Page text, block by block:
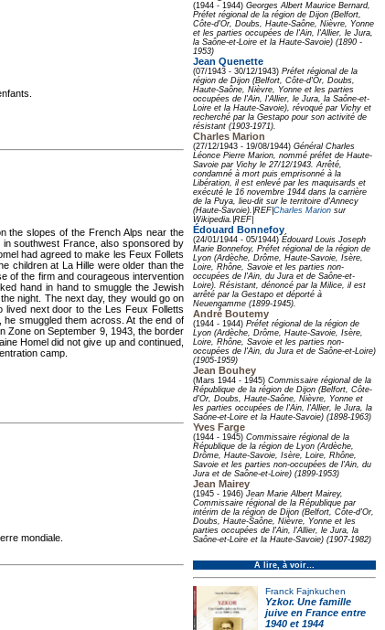
(1944 - 1944) Georges Albert Maurice Bernard,
Préfet régional de la région de Dijon (Belfort,
Côte-d'Or, Doubs, Haute-Saône, Nièvre, Yonne
et les parties occupées de l'Ain, l'Allier, le Jura,
la Saône-et-Loire et la Haute-Savoie) (1890 -
1953)
Jean Quenette
(07/1943 - 30/12/1943) Préfet régional de la
région de Dijon (Belfort, Côte-d'Or, Doubs,
Haute-Saône, Nièvre, Yonne et les parties
occupées de l'Ain, l'Allier, le Jura, la Saône-et-
Loire et la Haute-Savoie), révoqué par Vichy et
recherché par la Gestapo pour son activité de
résistant (1903-1971).
Charles Marion
(27/12/1943 - 19/08/1944) Général Charles
Léonce Pierre Marion, nommé préfet de Haute-
Savoie par Vichy le 27/12/1943. Arrêté,
condamné à mort puis emprisonné à la
Libération, il est enlevé par les maquisards et
exécuté le 16 novembre 1944 dans la carrière
de la Puya, lieu-dit sur le territoire d'Annecy
(Haute-Savoie).|REF| Charles Marion sur
Wikipedia.|REF|
Édouard Bonnefoy
(24/01/1944 - 05/1944) Édouard Louis Joseph
Marie Bonnefoy, Préfet régional de la région de
Lyon (Ardèche, Drôme, Haute-Savoie, Isère,
Loire, Rhône, Savoie et les parties non-
occupées de l'Ain, du Jura et de Saône-et-
Loire). Résistant, dénoncé par la Milice, il est
arrêté par la Gestapo et déporté à
Neuengamme (1899-1945).
André Boutemy
(1944 - 1944) Préfet régional de la région de
Lyon (Ardèche, Drôme, Haute-Savoie, Isère,
Loire, Rhône, Savoie et les parties non-
occupées de l'Ain, du Jura et de Saône-et-Loire)
(1905-1959)
Jean Bouhey
(Mars 1944 - 1945) Commissaire régional de la
République de la région de Dijon (Belfort, Côte-
d'Or, Doubs, Haute-Saône, Nièvre, Yonne et
les parties occupées de l'Ain, l'Allier, le Jura, la
Saône-et-Loire et la Haute-Savoie) (1898-1963)
Yves Farge
(1944 - 1945) Commissaire régional de la
République de la région de Lyon (Ardèche,
Drôme, Haute-Savoie, Isère, Loire, Rhône,
Savoie et les parties non-occupées de l'Ain, du
Jura et de Saône-et-Loire) (1899-1953)
Jean Mairey
(1945 - 1946) Jean Marie Albert Mairey,
Commissaire régional de la République par
intérim de la région de Dijon (Belfort, Côte-d'Or,
Doubs, Haute-Saône, Nièvre, Yonne et les
parties occupées de l'Ain, l'Allier, le Jura, la
Saône-et-Loire et la Haute-Savoie) (1907-1982)
À lire, à voir…
Franck Fajnkuchen
Yzkor. Une famille
juive en France entre
1940 et 1944
the slopes of the French Alps near the
southwest France, also sponsored by
had agreed to make les Feux Follets
children at La Hille were older than the
of the firm and courageous intervention
hand in hand to smuggle the Jewish
night. The next day, they would go on
lived next door to the Les Feux Folletts
smuggled them across. At the end of
Zone on September 9, 1943, the border
Homel did not give up and continued,
camp.
mondiale.